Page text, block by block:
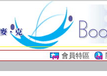
會員特區